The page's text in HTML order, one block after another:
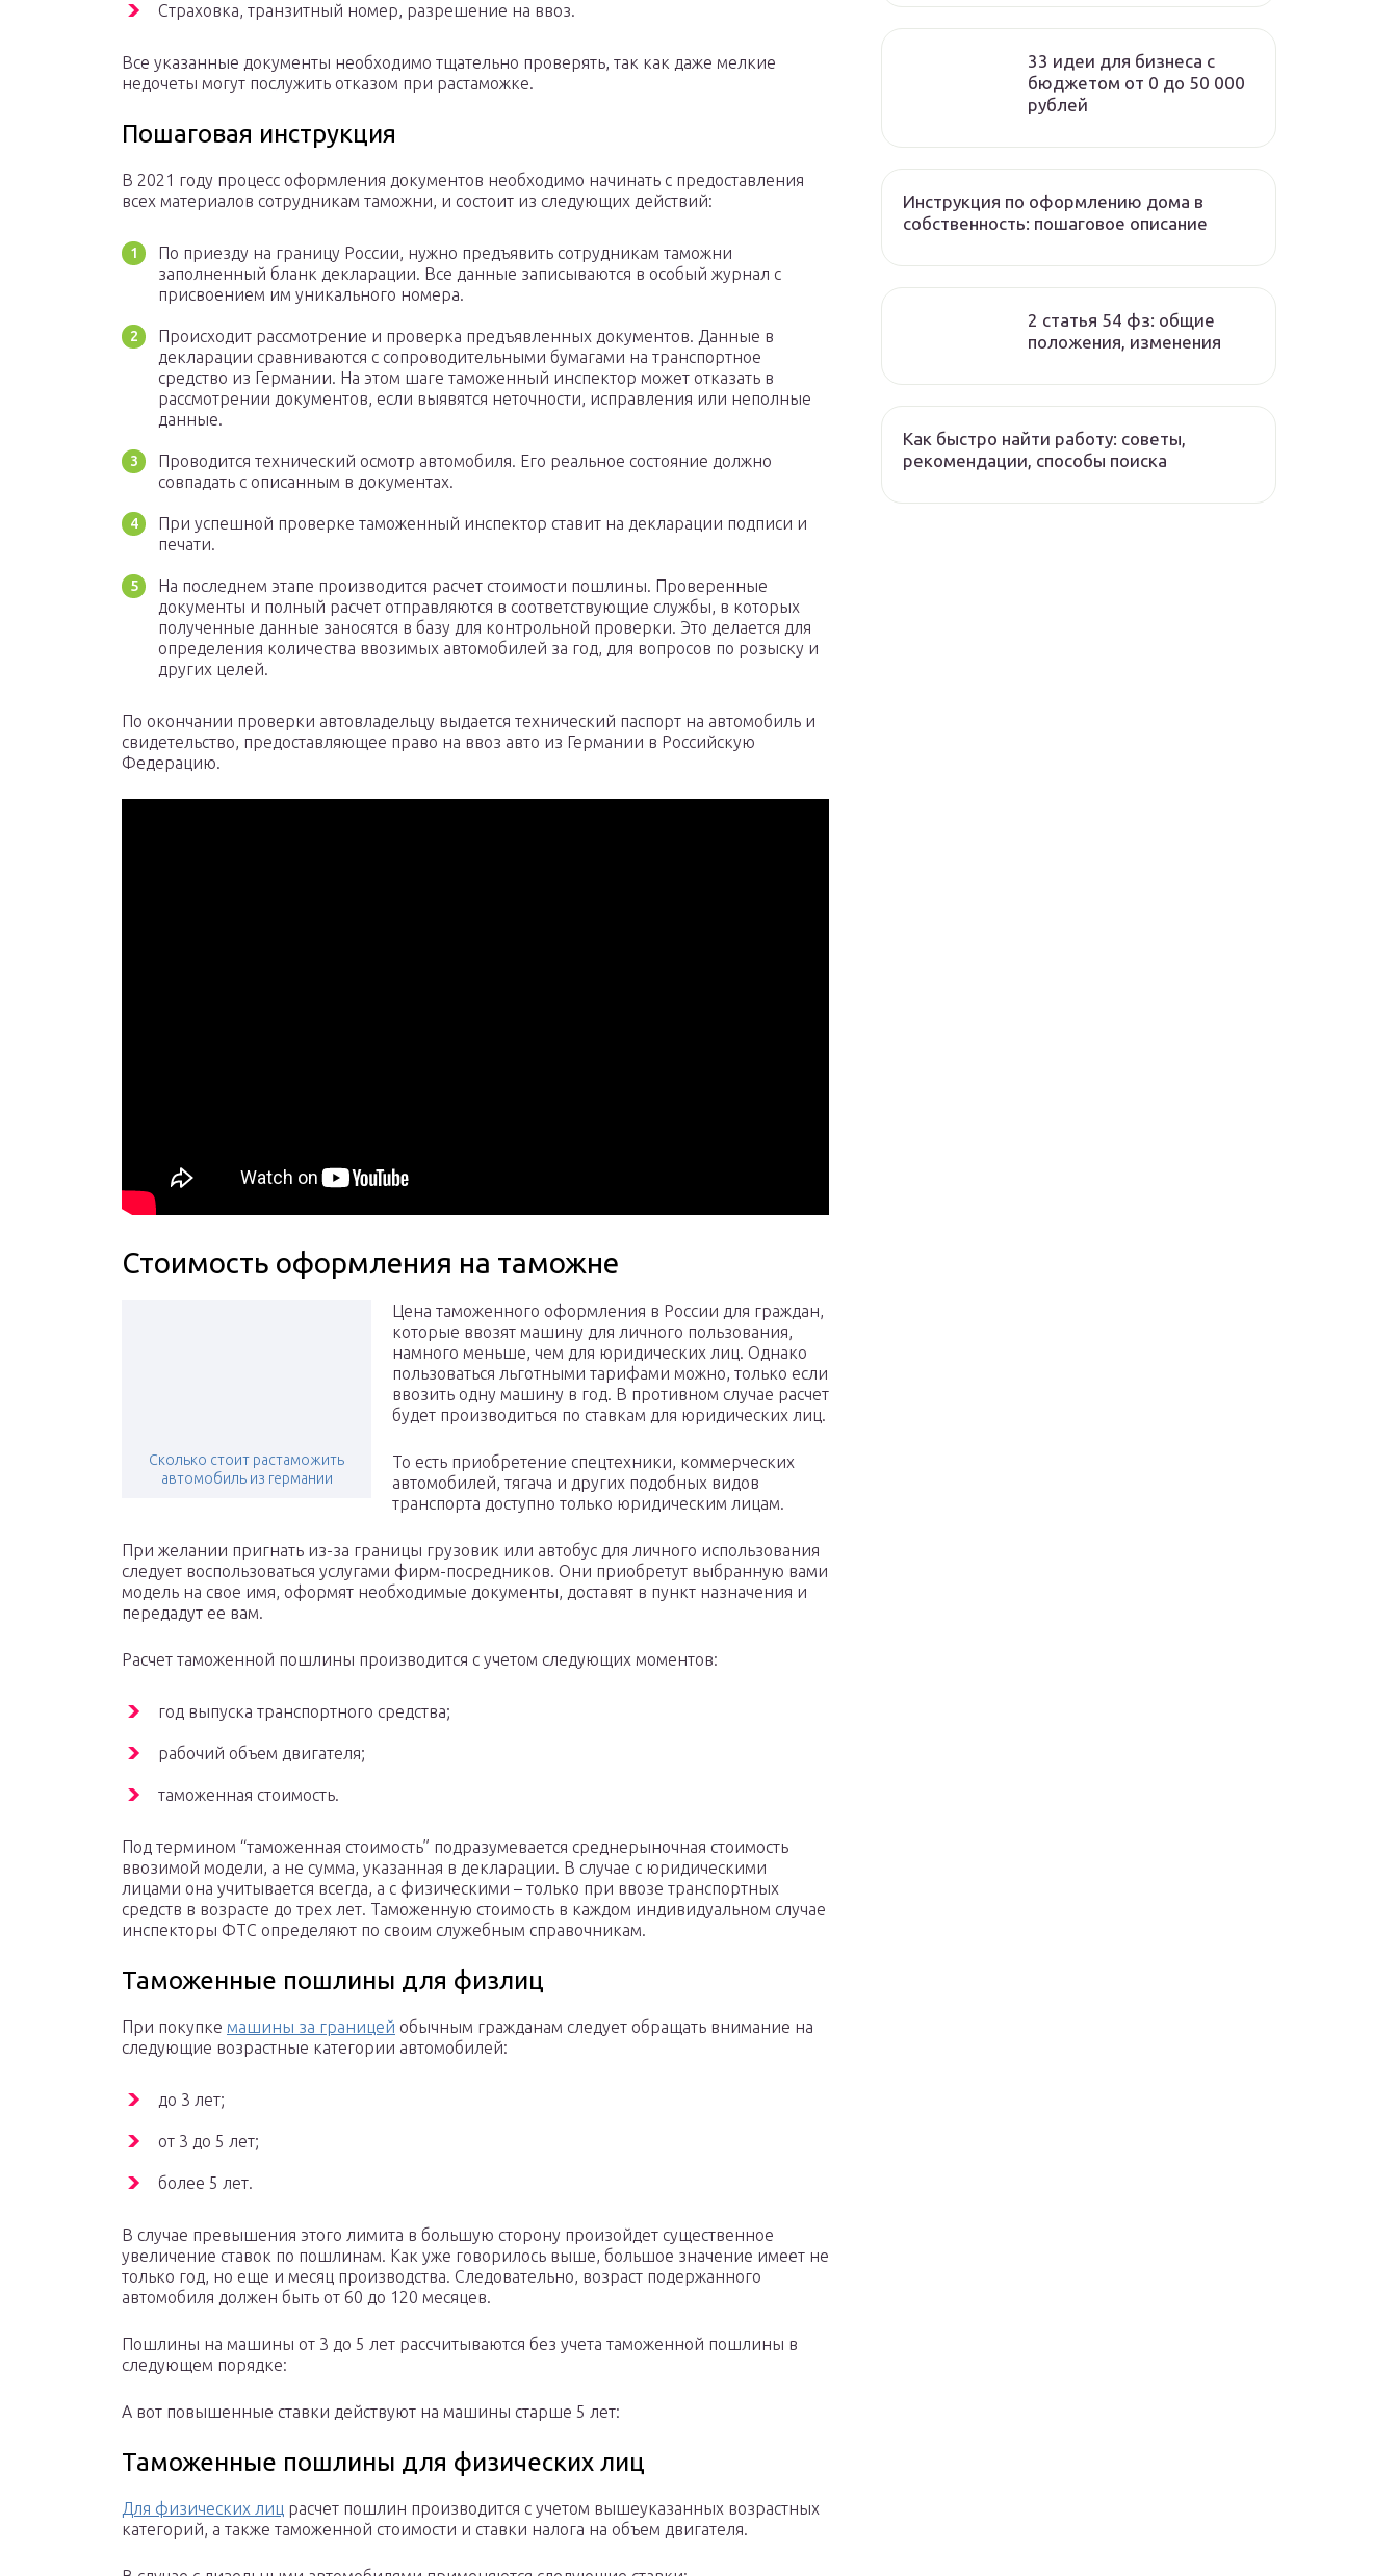
Страховка, транзитный номер, разрешение на ввоз.
Все указанные документы необходимо тщательно проверять, так как даже мелкие
недочеты могут послужить отказом при растаможке.
Пошаговая инструкция
В 2021 году процесс оформления документов необходимо начинать с предоставления
всех материалов сотрудникам таможни, и состоит из следующих действий:
По приезду на границу России, нужно предъявить сотрудникам таможни
заполненный бланк декларации. Все данные записываются в особый журнал с
присвоением им уникального номера.
Происходит рассмотрение и проверка предъявленных документов. Данные в
декларации сравниваются с сопроводительными бумагами на транспортное
средство из Германии. На этом шаге таможенный инспектор может отказать в
рассмотрении документов, если выявятся неточности, исправления или неполные
данные.
Проводится технический осмотр автомобиля. Его реальное состояние должно
совпадать с описанным в документах.
При успешной проверке таможенный инспектор ставит на декларации подписи и
печати.
На последнем этапе производится расчет стоимости пошлины. Проверенные
документы и полный расчет отправляются в соответствующие службы, в которых
полученные данные заносятся в базу для контрольной проверки. Это делается для
определения количества ввозимых автомобилей за год, для вопросов по розыску и
других целей.
По окончании проверки автовладельцу выдается технический паспорт на автомобиль и
свидетельство, предоставляющее право на ввоз авто из Германии в Российскую
Федерацию.
Стоимость оформления на таможне
Сколько стоит растаможить
автомобиль из германии
Цена таможенного оформления в России для граждан,
которые ввозят машину для личного пользования,
намного меньше, чем для юридических лиц. Однако
пользоваться льготными тарифами можно, только если
ввозить одну машину в год. В противном случае расчет
будет производиться по ставкам для юридических лиц.
То есть приобретение спецтехники, коммерческих
автомобилей, тягача и других подобных видов
транспорта доступно только юридическим лицам.
При желании пригнать из-за границы грузовик или автобус для личного использования
следует воспользоваться услугами фирм-посредников. Они приобретут выбранную вами
модель на свое имя, оформят необходимые документы, доставят в пункт назначения и
передадут ее вам.
Расчет таможенной пошлины производится с учетом следующих моментов:
год выпуска транспортного средства;
рабочий объем двигателя;
таможенная стоимость.
Под термином “таможенная стоимость” подразумевается среднерыночная стоимость
ввозимой модели, а не сумма, указанная в декларации. В случае с юридическими
лицами она учитывается всегда, а с физическими – только при ввозе транспортных
средств в возрасте до трех лет. Таможенную стоимость в каждом индивидуальном случае
инспекторы ФТС определяют по своим служебным справочникам.
Таможенные пошлины для физлиц
При покупке машины за границей обычным гражданам следует обращать внимание на
следующие возрастные категории автомобилей:
до 3 лет;
от 3 до 5 лет;
более 5 лет.
В случае превышения этого лимита в большую сторону произойдет существенное
увеличение ставок по пошлинам. Как уже говорилось выше, большое значение имеет не
только год, но еще и месяц производства. Следовательно, возраст подержанного
автомобиля должен быть от 60 до 120 месяцев.
Пошлины на машины от 3 до 5 лет рассчитываются без учета таможенной пошлины в
следующем порядке:
А вот повышенные ставки действуют на машины старше 5 лет:
Таможенные пошлины для физических лиц
Для физических лиц расчет пошлин производится с учетом вышеуказанных возрастных
категорий, а также таможенной стоимости и ставки налога на объем двигателя.
33 идеи для бизнеса с
бюджетом от 0 до 50 000
рублей
Инструкция по оформлению дома в
собственность: пошаговое описание
2 статья 54 фз: общие
положения, изменения
Как быстро найти работу: советы,
рекомендации, способы поиска